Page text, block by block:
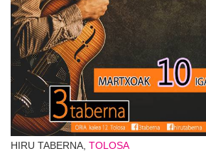
HIRU TABERNA, TOLOSA